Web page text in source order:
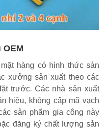
hàng có hình thức sản
xưởng sản xuất theo các
trước. Các nhà sản xuất
hiệu, không cấp mã vạch
sản phẩm gia công này
đăng ký chất lượng sản